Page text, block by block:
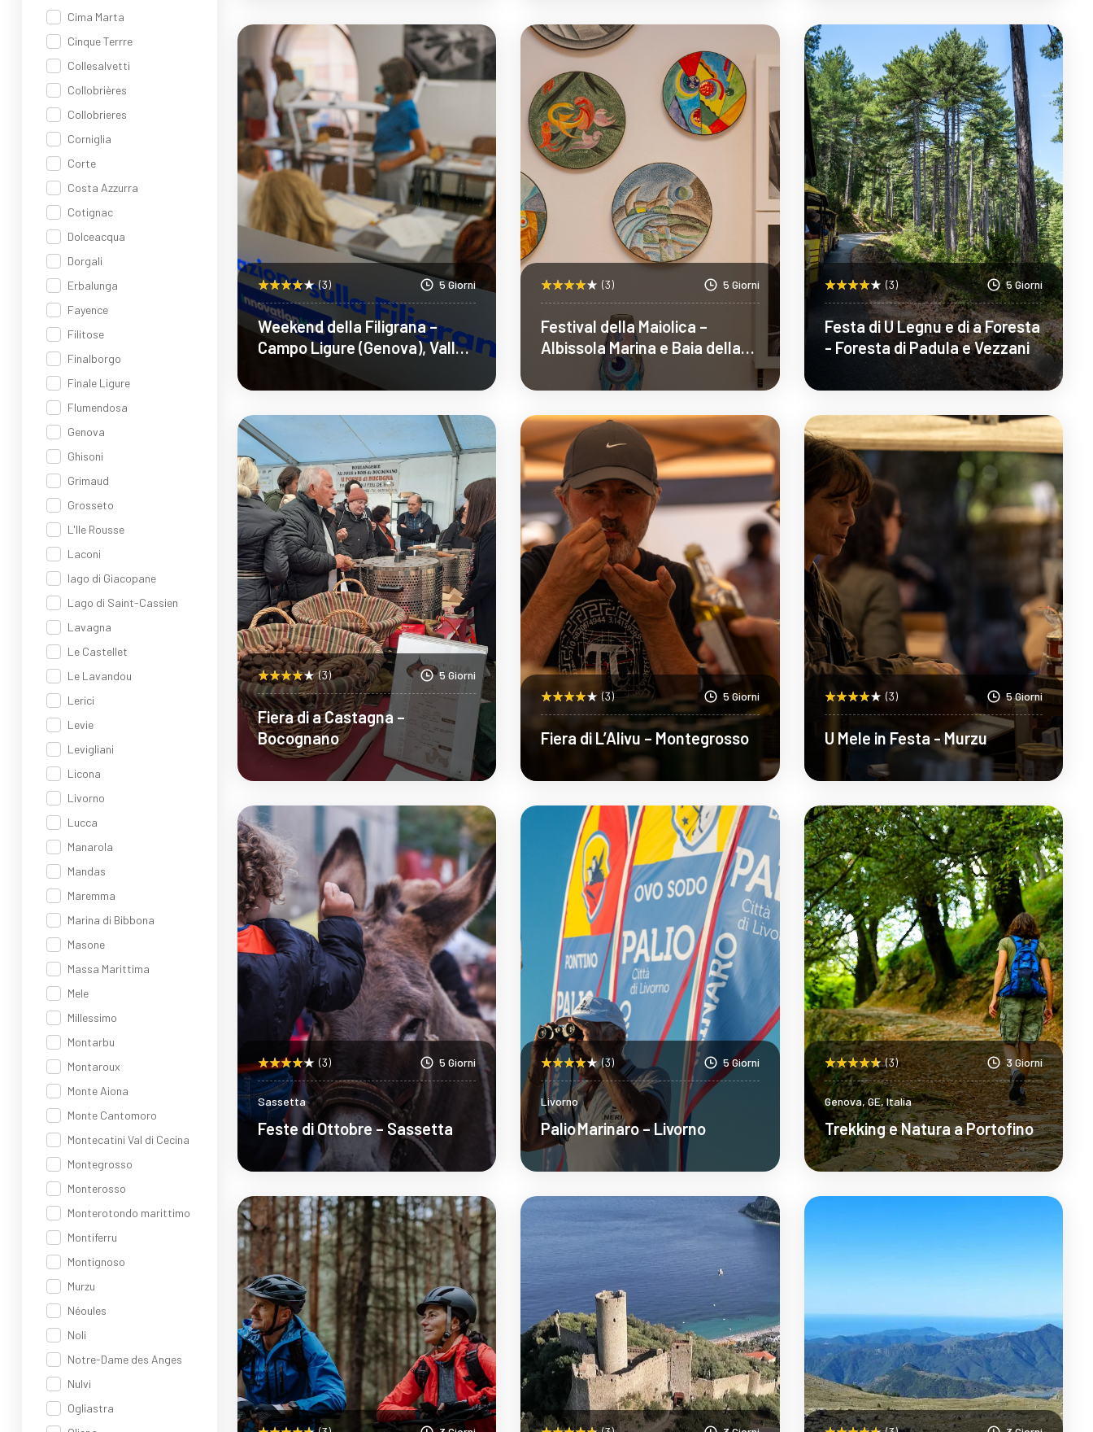
Cima Marta
Cinque Terrre
Collesalvetti
Collobrières
Collobrieres
Corniglia
Corte
Costa Azzurra
Cotignac
Dolceacqua
Dorgali
Erbalunga
Fayence
Filitose
Finalborgo
Finale Ligure
Flumendosa
Genova
Ghisoni
Grimaud
Grosseto
L'Ile Rousse
Laconi
lago di Giacopane
Lago di Saint-Cassien
Lavagna
Le Castellet
Le Lavandou
Lerici
Levie
Levigliani
Licona
Livorno
Lucca
Manarola
Mandas
Maremma
Marina di Bibbona
Masone
Massa Marittima
Mele
Millessimo
Montarbu
Montaroux
Monte Aiona
Monte Cantomoro
Montecatini Val di Cecina
Montegrosso
Monterosso
Monterotondo marittimo
Montiferru
Montignoso
Murzu
Néoules
Noli
Notre-Dame des Anges
Nulvi
Ogliastra
Scopri Di Più Scopri Di Più Scopri Di Più
(3) 5 Giorni
Weekend della Filigrana –
Campo Ligure (Genova), Valle
Scopri Di Più
(3) 5 Giorni
Festival della Maiolica –
Albissola Marina e Baia della
Ceramica (Savona)
Scopri Di Più
(3) 5 Giorni
Festa di U Legnu e di a Foresta
- Foresta di Padula e Vezzani
Scopri Di Più
(3) 5 Giorni
Fiera di a Castagna –
Bocognano
Scopri Di Più
(3) 5 Giorni
Fiera di L’Alivu – Montegrosso
Scopri Di Più
(3) 5 Giorni
U Mele in Festa - Murzu
Scopri Di Più
(3) 5 Giorni
Sassetta
Feste di Ottobre – Sassetta
Scopri Di Più
(3) 5 Giorni
Livorno
Palio Marinaro – Livorno
Scopri Di Più
(3) 3 Giorni
Genova, GE, Italia
Trekking e Natura a Portofino